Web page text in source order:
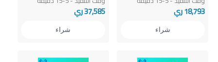
18,793 ري
شراء
37,585 ري
شراء